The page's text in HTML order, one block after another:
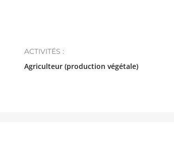
ACTIVITÉS :
Agriculteur (production végétale)